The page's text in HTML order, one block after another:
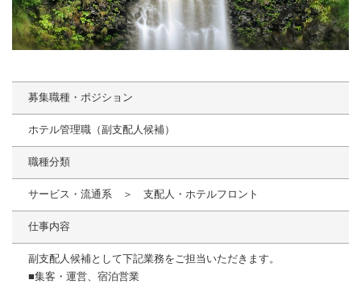
募集職種・ポジション
ホテル管理職（副支配人候補）
職種分類
サービス・流通系 ＞ 支配人・ホテルフロント
仕事内容
副支配人候補として下記業務をご担当いただきます。
■集客・運営、宿泊営業